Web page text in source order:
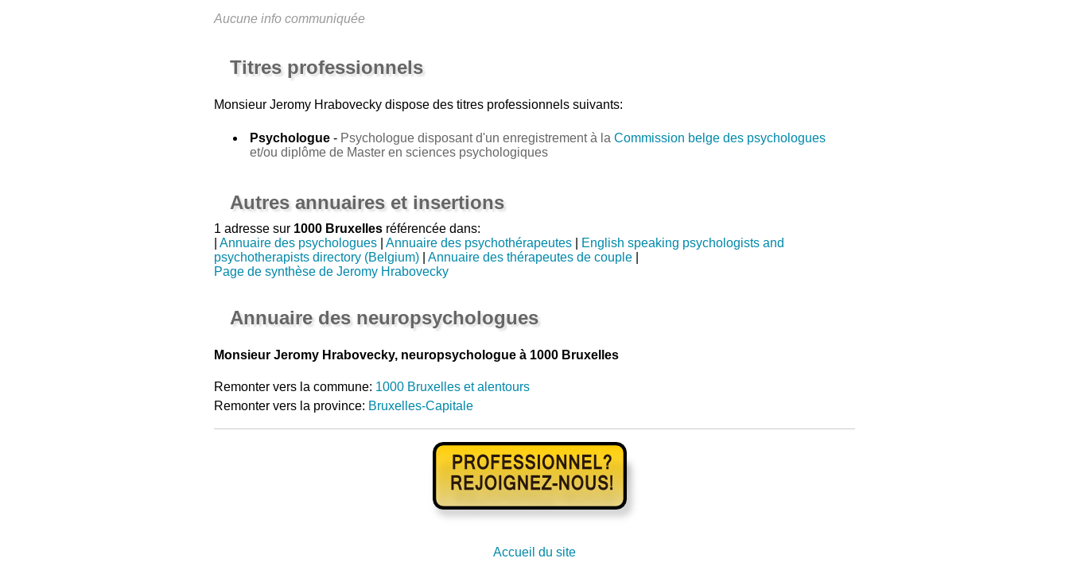
Aucune info communiquée
Titres professionnels
Monsieur Jeromy Hraboveckydispose des titres professionnels suivants:
Psychologue- Psychologue disposant d'un enregistrement à la Commission belge des psychologues
et/ou diplôme de Master en sciences psychologiques
Autres annuaires et insertions
1 adresse sur 1000 Bruxellesréférencée dans:
Annuaire des psychologues| Annuaire des psychothérapeutes|
English speaking psychologists and
psychotherapists directory (Belgium)| Annuaire des thérapeutes de couple|
Page de synthèse de Jeromy Hrabovecky
Annuaire des neuropsychologues
Monsieur Jeromy Hrabovecky, neuropsychologue à 1000 Bruxelles
Remonter vers la commune: 1000 Bruxelles et alentours
Remonter vers la province: Bruxelles-Capitale
Accueil du site